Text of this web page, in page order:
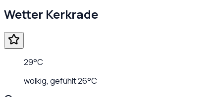
Wetter Kerkrade
29°C
wolkig, gefühlt26°C